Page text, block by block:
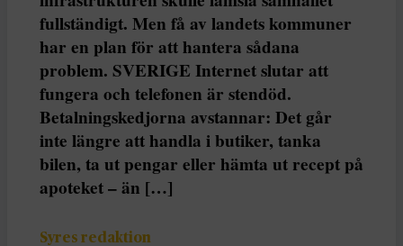
fullständigt. Men få av landets kommuner
har en plan för att hantera sådana
problem. SVERIGE Internet slutar att
fungera och telefonen är stendöd.
Betalningskedjorna avstannar: Det går
inte längre att handla i butiker, tanka
bilen, ta ut pengar eller hämta ut recept på
apoteket – än […]
Syres redaktion